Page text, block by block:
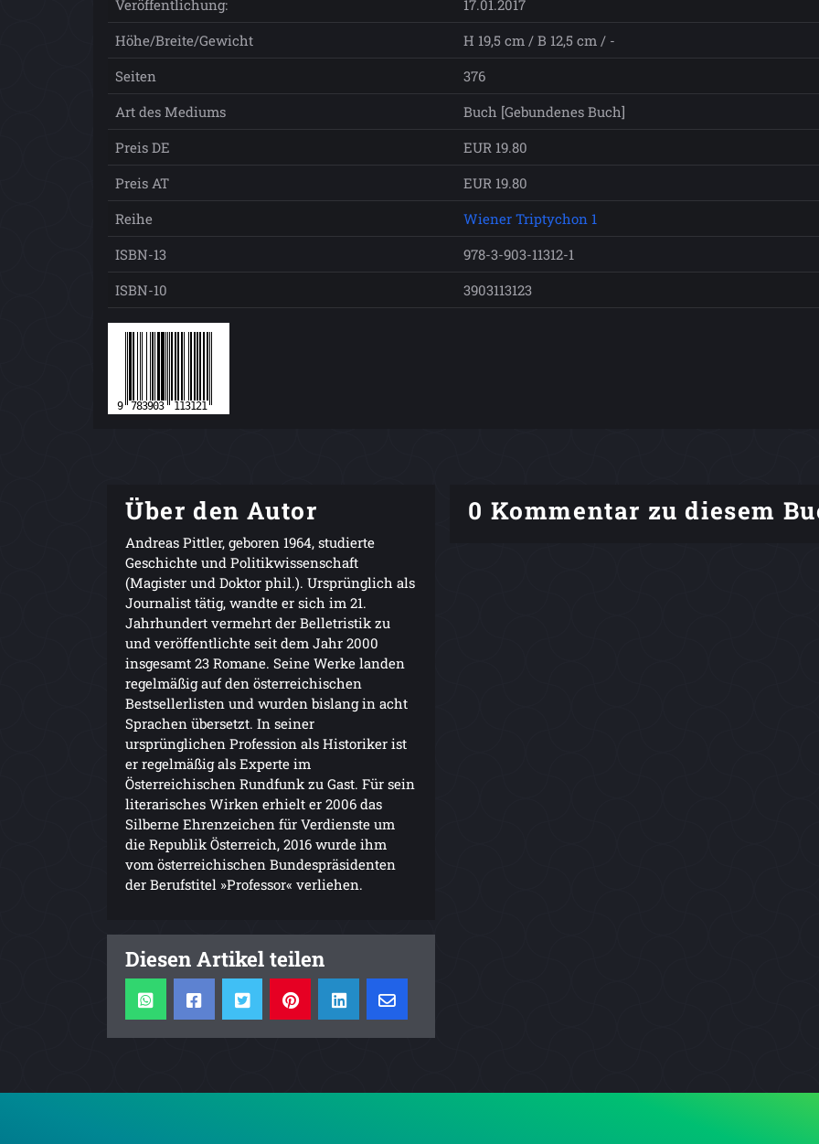
Veröffentlichung:
17.01.2017
Höhe/Breite/Gewicht
H 19,5 cm / B 12,5 cm / -
Seiten
376
Art des Mediums
Buch [Gebundenes Buch]
Preis DE
EUR 19.80
Preis AT
EUR 19.80
Reihe
Wiener Triptychon 1
ISBN-13
978-3-903-11312-1
ISBN-10
3903113123
Über den Autor
Andreas Pittler, geboren 1964, studierte
Geschichte und Politikwissenschaft
(Magister und Doktor phil.). Ursprünglich als
Journalist tätig, wandte er sich im 21.
Jahrhundert vermehrt der Belletristik zu
und veröffentlichte seit dem Jahr 2000
insgesamt 23 Romane. Seine Werke landen
regelmäßig auf den österreichischen
Bestsellerlisten und wurden bislang in acht
Sprachen übersetzt. In seiner
ursprünglichen Profession als Historiker ist
er regelmäßig als Experte im
Österreichischen Rundfunk zu Gast. Für sein
literarisches Wirken erhielt er 2006 das
Silberne Ehrenzeichen für Verdienste um
die Republik Österreich, 2016 wurde ihm
vom österreichischen Bundespräsidenten
der Berufstitel »Professor« verliehen.
Diesen Artikel teilen
0 Kommentar zu diesem